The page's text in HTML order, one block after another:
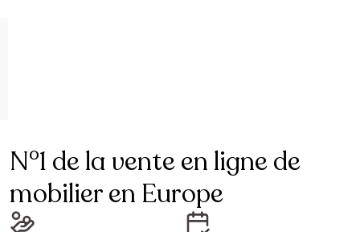
N°1 de la vente en ligne de
mobilier en Europe